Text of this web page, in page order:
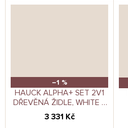
–1 %
HAUCK ALPHA+ SET 2V1
DŘEVĚNÁ ŽIDLE, WHITE +
POLSTROVÁNÍ MELANGE
CHARCOAL
3 331 Kč